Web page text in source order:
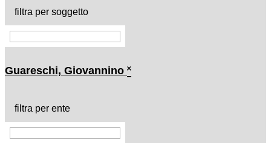
filtra per soggetto
Guareschi, Giovannino ˟
filtra per ente